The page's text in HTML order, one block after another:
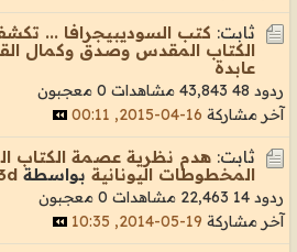
ثابت: كتب السوديبيجرافا ...
الكتاب المقدس وصدق وكمال
عابدة
ردود 48 43,843 مشاهدات
0 معجبون
آخر مشاركة 16-04-2015, 00:11
ثابت: هدم نظرية عصمة الكتاب
المخطوطات اليونانية بواسطة
ردود 14 22,463 مشاهدات
0 معجبون
آخر مشاركة 19-05-2014, 10:35